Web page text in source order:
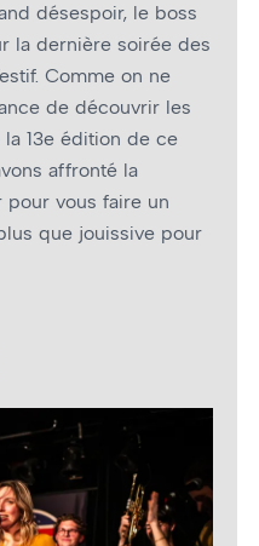
désespoir, le boss
la dernière soirée des
Comme on ne
de découvrir les
13e édition de ce
affronté la
vous faire un
que jouissive pour